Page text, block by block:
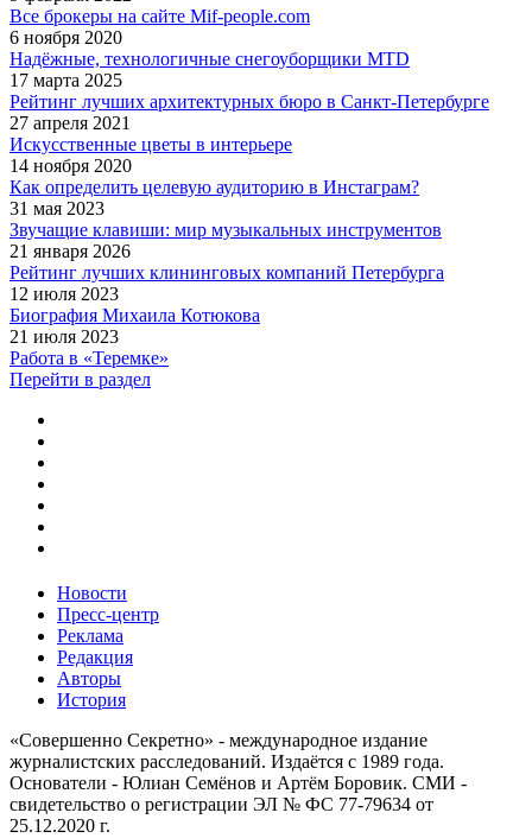
Все брокеры на сайте Mif-people.com
6 ноября 2020
Надёжные, технологичные снегоуборщики MTD
17 марта 2025
Рейтинг лучших архитектурных бюро в Санкт-Петербурге
27 апреля 2021
Искусственные цветы в интерьере
14 ноября 2020
Как определить целевую аудиторию в Инстаграм?
31 мая 2023
Звучащие клавиши: мир музыкальных инструментов
21 января 2026
Рейтинг лучших клининговых компаний Петербурга
12 июля 2023
Биография Михаила Котюкова
21 июля 2023
Работа в «Теремке»
Перейти в раздел
Новости
Пресс-центр
Реклама
Редакция
Авторы
История
«Совершенно Секретно» - международное издание
журналистских расследований. Издаётся с 1989 года.
Основатели - Юлиан Семёнов и Артём Боровик. CМИ -
свидетельство о регистрации ЭЛ № ФС 77-79634 от
25.12.2020 г.